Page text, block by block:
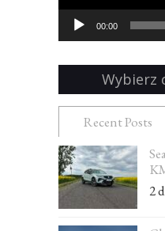
00:00
Wybierz
Recent Posts
2